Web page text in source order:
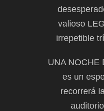
valioso
irrepetible
UNA NOCHE
es un
recorrerá